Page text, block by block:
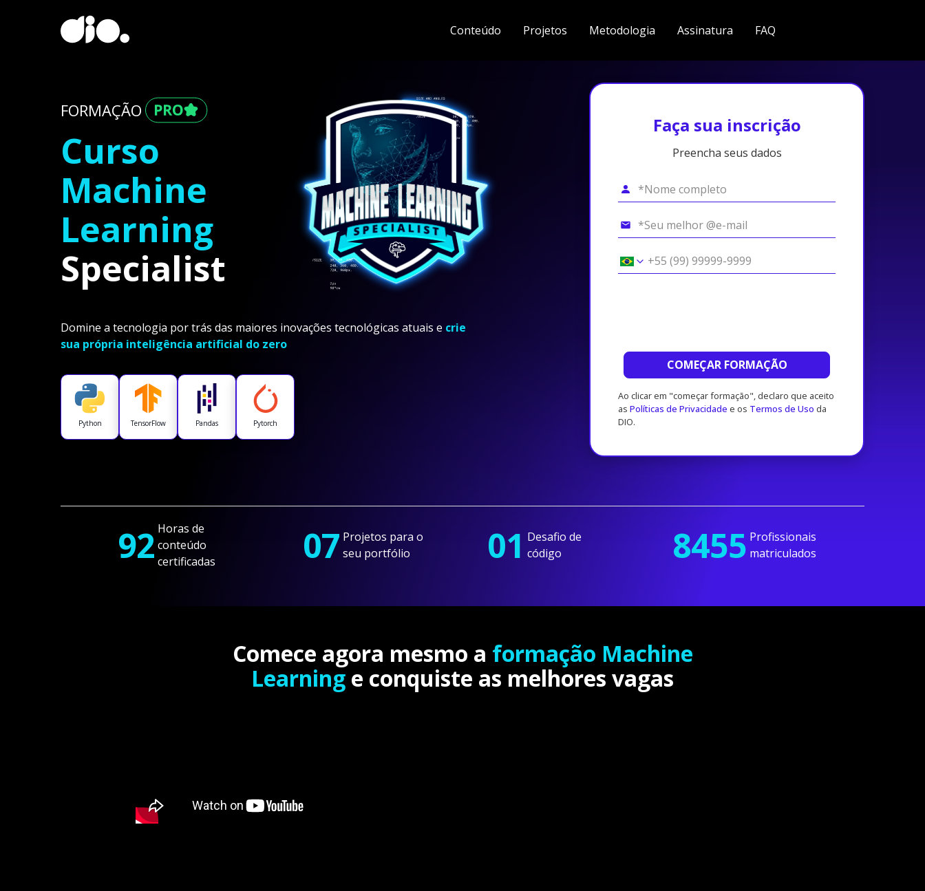
Conteúdo Projetos Metodologia Assinatura FAQ
FORMAÇÃO
Curso
Machine
Learning
Specialist
Domine a tecnologia por trás das maiores inovações tecnológicas atuais e crie
sua própria inteligência artificial do zero
Python TensorFlow Pandas Pytorch
Faça sua inscrição
Preencha seus dados
COMEÇAR FORMAÇÃO
Ao clicar em "começar formação", declaro que aceito
as Políticas de Privacidade e os Termos de Uso da
DIO.
92 Horas de
conteúdo
certificadas
07 Projetos para o
seu portfólio
01 Desafio de
código
8455 Profissionais
matriculados
Comece agora mesmo a formação Machine
Learning e conquiste as melhores vagas